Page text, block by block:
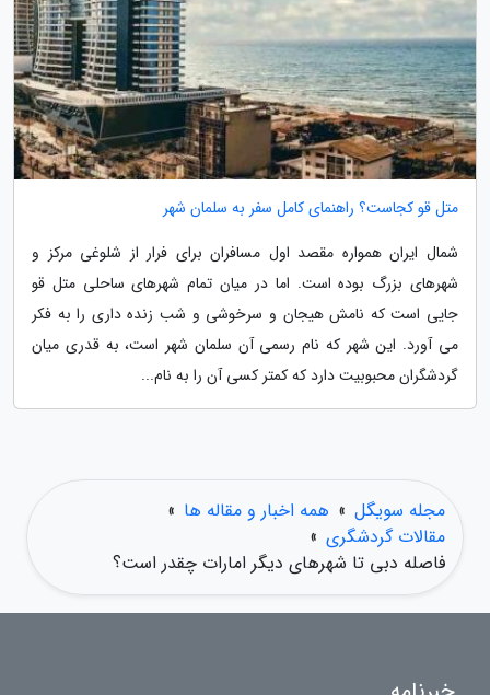
متل قو کجاست؟ راهنمای کامل سفر به سلمان شهر
شمال ایران همواره مقصد اول مسافران برای فرار از شلوغی مرکز و
شهرهای بزرگ بوده است. اما در میان تمام شهرهای ساحلی متل قو
جایی است که نامش هیجان و سرخوشی و شب زنده داری را به فکر
می آورد. این شهر که نام رسمی آن سلمان شهر است، به قدری میان
گردشگران محبوبیت دارد که کمتر کسی آن را به نام...
مجله سویگل » همه اخبار و مقاله ها »
مقالات گردشگری »
فاصله دبی تا شهرهای دیگر امارات چقدر است؟